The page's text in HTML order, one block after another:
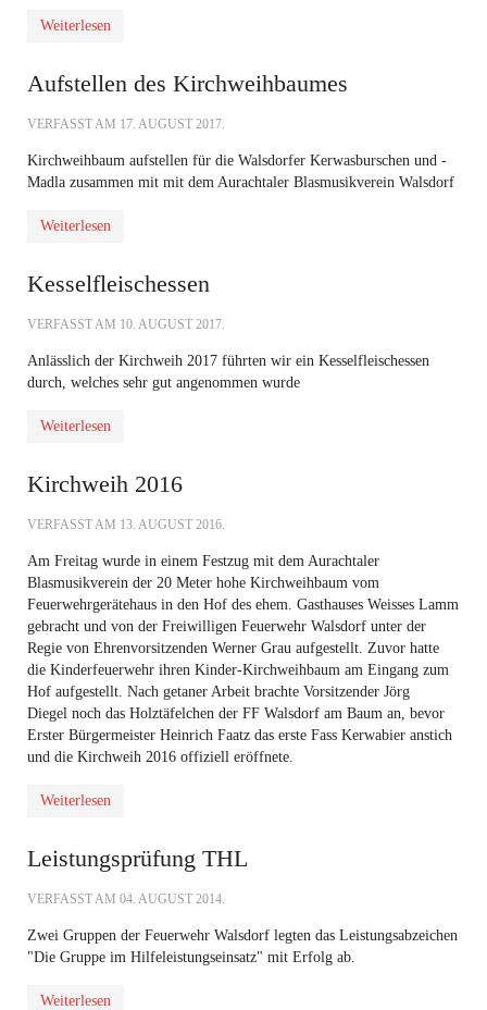
Weiterlesen
Aufstellen des Kirchweihbaumes
VERFASST AM 17. AUGUST 2017.
Kirchweihbaum aufstellen für die Walsdorfer Kerwasburschen und -
Madla zusammen mit mit dem Aurachtaler Blasmusikverein Walsdorf
Weiterlesen
Kesselfleischessen
VERFASST AM 10. AUGUST 2017.
Anlässlich der Kirchweih 2017 führten wir ein Kesselfleischessen
durch, welches sehr gut angenommen wurde
Weiterlesen
Kirchweih 2016
VERFASST AM 13. AUGUST 2016.
Am Freitag wurde in einem Festzug mit dem Aurachtaler
Blasmusikverein der 20 Meter hohe Kirchweihbaum vom
Feuerwehrgerätehaus in den Hof des ehem. Gasthauses Weisses Lamm
gebracht und von der Freiwilligen Feuerwehr Walsdorf unter der
Regie von Ehrenvorsitzenden Werner Grau aufgestellt. Zuvor hatte
die Kinderfeuerwehr ihren Kinder-Kirchweihbaum am Eingang zum
Hof aufgestellt. Nach getaner Arbeit brachte Vorsitzender Jörg
Diegel noch das Holztäfelchen der FF Walsdorf am Baum an, bevor
Erster Bürgermeister Heinrich Faatz das erste Fass Kerwabier anstich
und die Kirchweih 2016 offiziell eröffnete.
Weiterlesen
Leistungsprüfung THL
VERFASST AM 04. AUGUST 2014.
Zwei Gruppen der Feuerwehr Walsdorf legten das Leistungsabzeichen
"Die Gruppe im Hilfeleistungseinsatz" mit Erfolg ab.
Weiterlesen